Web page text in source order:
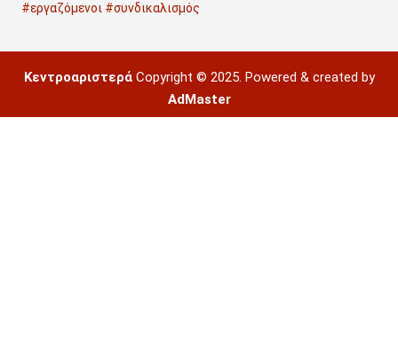
#εργαζόμενοι #συνδικαλισμός
ΚεντροαριστεράCopyright © 2025. Powered & created by
AdMaster